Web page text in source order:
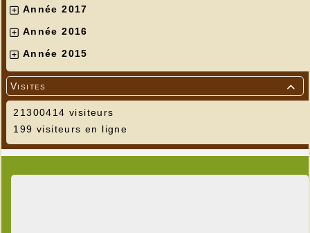
Année 2017
Année 2016
Année 2015

Visites
21300414 visiteurs
199 visiteurs en ligne